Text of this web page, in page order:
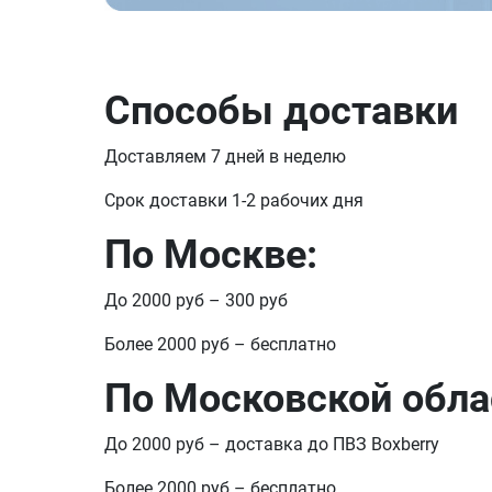
Способы доставки
Доставляем 7 дней в неделю
Срок доставки 1-2 рабочих дня
По Москве:
До 2000 руб – 300 руб
Более 2000 руб – бесплатно
По Московской
До 2000 руб – доставка до ПВЗ Boxberry